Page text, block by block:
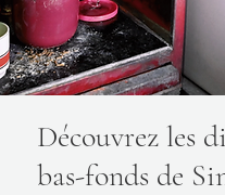
Découvrez les
bas-fonds de